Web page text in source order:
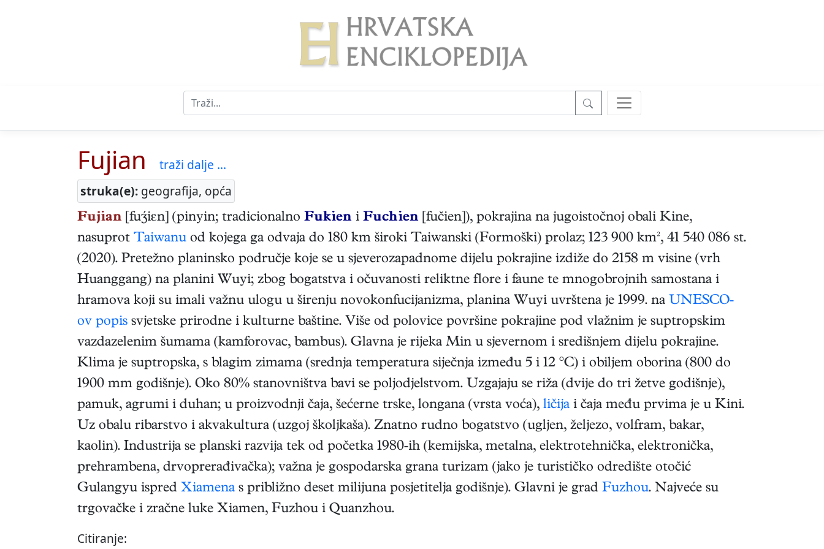
Fujian
traži dalje ...
struka(e): geografija, opća
Fujian [fuiεn] (pinyin; tradicionalno Fukien i Fuchien [fučien]), pokrajina na jugoistočnoj obali Kine,
nasuprot Taiwanu od kojega ga odvaja do 180 km široki Taiwanski (Formoški) prolaz; 123 900 km², 41 540 086 st.
(2020). Pretežno planinsko područje koje se u sjeverozapadnome dijelu pokrajine izdiže do 2158 m visine (vrh
Huanggang) na planini Wuyi; zbog bogatstva i očuvanosti reliktne flore i faune te mnogobrojnih samostana i
hramova koji su imali važnu ulogu u širenju novokonfucijanizma, planina Wuyi uvrštena je 1999. na UNESCO-
ov popis svjetske prirodne i kulturne baštine. Više od polovice površine pokrajine pod vlažnim je suptropskim
vazdazelenim šumama (kamforovac, bambus). Glavna je rijeka Min u sjevernom i središnjem dijelu pokrajine.
Klima je suptropska, s blagim zimama (srednja temperatura siječnja između 5 i 12 °C) i obiljem oborina (800 do
1900 mm godišnje). Oko 80% stanovništva bavi se poljodjelstvom. Uzgajaju se riža (dvije do tri žetve godišnje),
pamuk, agrumi i duhan; u proizvodnji čaja, šećerne trske, longana (vrsta voća), ličija i čaja među prvima je u Kini.
Uz obalu ribarstvo i akvakultura (uzgoj školjkaša). Znatno rudno bogatstvo (ugljen, željezo, volfram, bakar,
kaolin). Industrija se planski razvija tek od početka 1980-ih (kemijska, metalna, elektrotehnička, elektronička,
prehrambena, drvoprerađivačka); važna je gospodarska grana turizam (jako je turističko odredište otočić
Gulangyu ispred Xiamena s približno deset milijuna posjetitelja godišnje). Glavni je grad Fuzhou. Najveće su
trgovačke i zračne luke Xiamen, Fuzhou i Quanzhou.
Citiranje: